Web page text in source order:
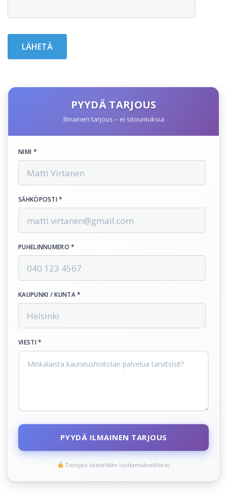
PYYDÄ TARJOUS
Ilmainen tarjous – ei sitoumuksia
NIMI *
SÄHKÖPOSTI *
PUHELINNUMERO *
KAUPUNKI / KUNTA *
VIESTI *
PYYDÄ ILMAINEN TARJOUS
Tietojasi käsitellään luottamuksellisesti